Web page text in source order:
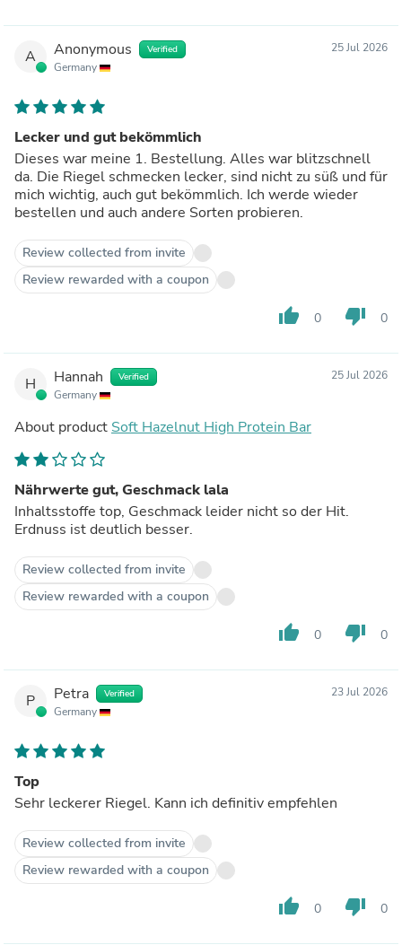
A Anonymous Verified
Germany
25 Jul 2026
Lecker und gut bekömmlich
Dieses war meine 1. Bestellung. Alles war blitzschnell
da. Die Riegel schmecken lecker, sind nicht zu süß und für
mich wichtig, auch gut bekömmlich. Ich werde wieder
bestellen und auch andere Sorten probieren.
Review collected from invite
Review rewarded with a coupon
thumb_up 0 thumb_down 0
H Hannah Verified
Germany
25 Jul 2026
About product Soft Hazelnut High Protein Bar
Nährwerte gut, Geschmack lala
Inhaltsstoffe top, Geschmack leider nicht so der Hit.
Erdnuss ist deutlich besser.
Review collected from invite
Review rewarded with a coupon
thumb_up 0 thumb_down 0
P Petra Verified
Germany
23 Jul 2026
Top
Sehr leckerer Riegel. Kann ich definitiv empfehlen
Review collected from invite
Review rewarded with a coupon
thumb_up 0 thumb_down 0